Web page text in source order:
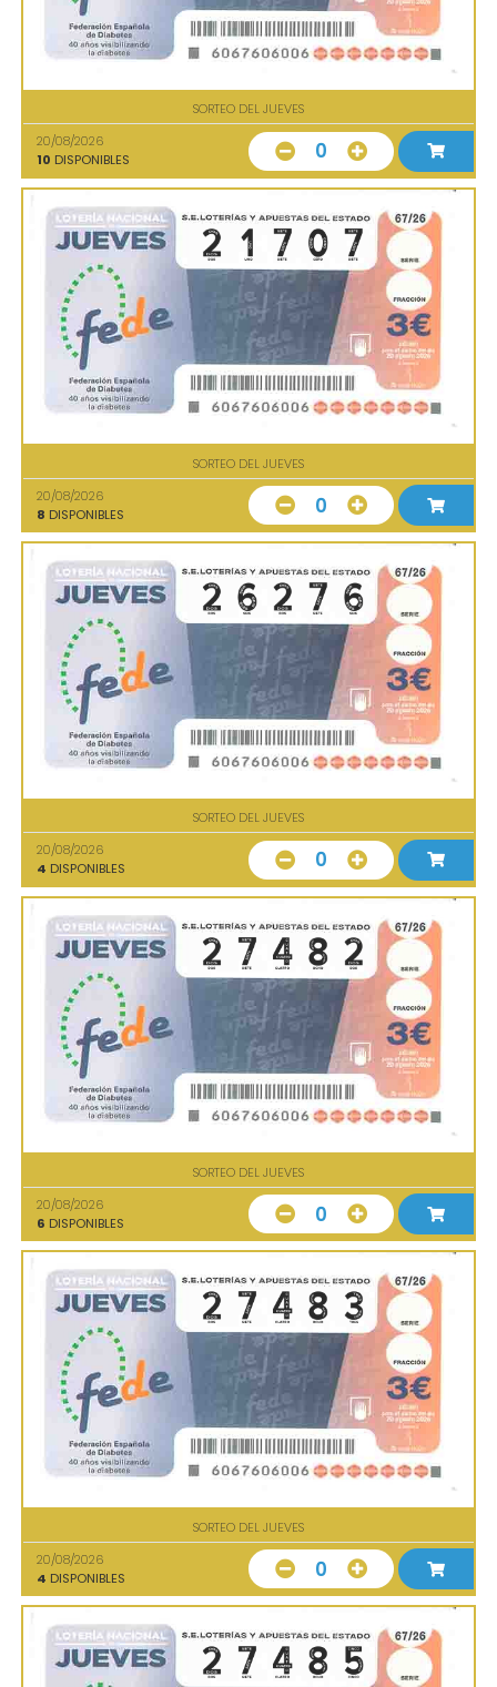
SORTEO DEL JUEVES
20/08/2026
10 DISPONIBLES 0
SORTEO DEL JUEVES
20/08/2026
8 DISPONIBLES 0
SORTEO DEL JUEVES
20/08/2026
4 DISPONIBLES 0
SORTEO DEL JUEVES
20/08/2026
6 DISPONIBLES 0
SORTEO DEL JUEVES
20/08/2026
4 DISPONIBLES 0